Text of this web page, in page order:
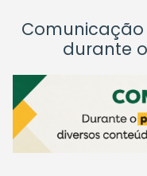
Comunicação
durante